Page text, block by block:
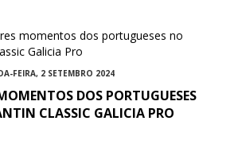
FEIRA, 2 SETEMBRO 2024
DOS PORTUGUESES
CLASSIC GALICIA PRO